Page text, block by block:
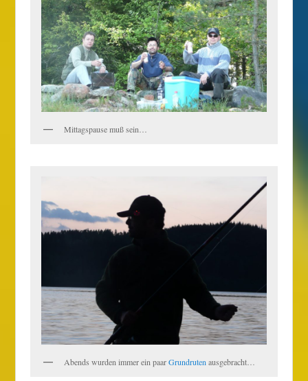
Mittagspause muß sein…
Abends wurden immer ein paarGrundrutenausgebracht…